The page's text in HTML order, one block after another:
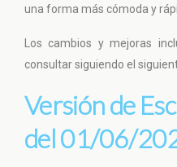
una forma más cómoda y
Los cambios y mejoras
consultar siguiendo el
Versión de
del 01/06/